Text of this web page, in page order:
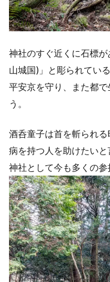
神社のすぐ近くに石標
山城国)」と彫られてい
平安京を守り、また都
う。
酒呑童子は首を斬られ
病を持つ人を助けたい
神社として今も多くの参